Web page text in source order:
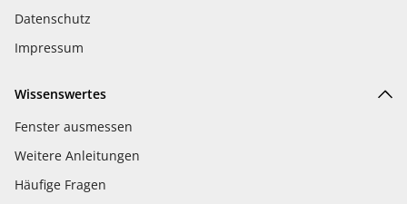
Datenschutz
Impressum
Wissenswertes
Fenster ausmessen
Weitere Anleitungen
Häufige Fragen